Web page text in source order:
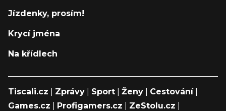
Jízdenky, prosím!
Krycí jména
Na křídlech
Tiscali.cz Zprávy Sport Ženy Cestování|
Games.cz
Profigamers.cz ZeStolu.cz